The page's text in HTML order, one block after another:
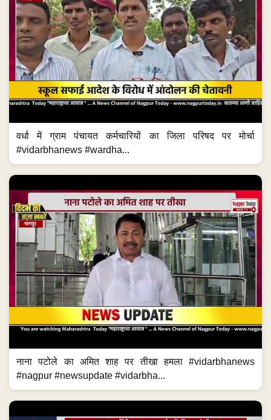
वर्धा में ग्राम पंचायत कर्मचारियों का जिला परिषद पर मोर्चा
#vidarbhanews #wardha...
नाना पटोले का अमित शाह पर तीखा हमला #vidarbhanews
#nagpur #newsupdate #vidarbha...